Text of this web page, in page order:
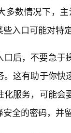
多数情况下，
入口可能对特
口后，不要急于
。这有助于你
化服务，可能
全的密码，并